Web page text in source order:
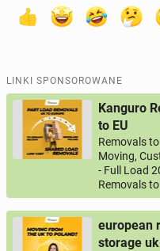
LINKI SPONSOROWANE
Kanguro
to EU
Removals
Moving,
- Full Load
Removals
european
storage